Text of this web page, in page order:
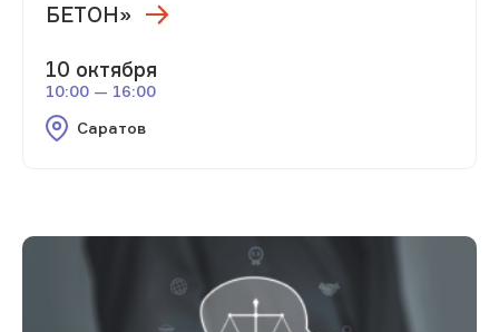
БЕТОН»
10 октября
10:00 — 16:00
Саратов